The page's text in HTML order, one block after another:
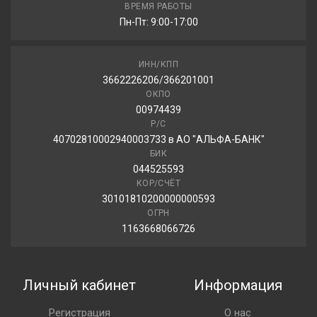
4 180.00 ₽
ВРЕМЯ РАБОТЫ
Пн-Пт: 9:00-17:00
ИНН/КПП
3662226206/366201001
ОКПО
00974439
Р/С
40702810002940003733 в АО "АЛЬФА-БАНК"
БИК
044525593
КОР/СЧЁТ
30101810200000000593
ОГРН
1163668066726
Личный кабинет
Регистрация
Информация
О нас